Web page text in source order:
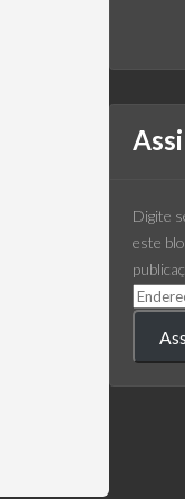
Digite
este